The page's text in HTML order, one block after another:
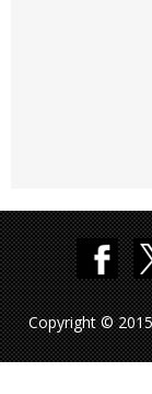
Copyright ©